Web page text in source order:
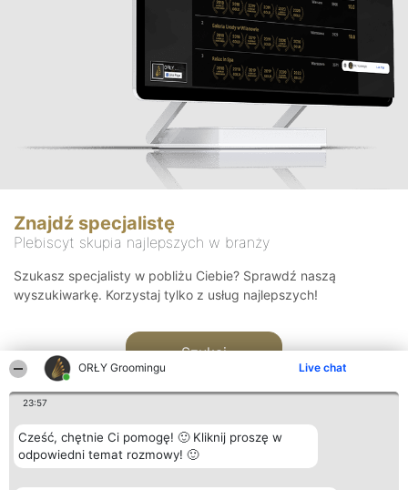
ORŁY Groomingu Live chat
23:57
Cześć, chętnie Ci pomogę! 🙂 Kliknij proszę w
odpowiedni temat rozmowy! 🙂
Znajdź specjalistę
Plebiscyt skupia najlepszych w branży
Szukasz specjalisty w pobliżu Ciebie? Sprawdź naszą
wyszukiwarkę. Korzystaj tylko z usług najlepszych!
Szukaj
Organizator plebiscytu Plebiscyt Kontakt